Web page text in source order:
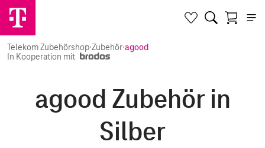
Telekom Zubehörshop·Zubehör·agood
In Kooperation mit
agood Zubehör in
Silber